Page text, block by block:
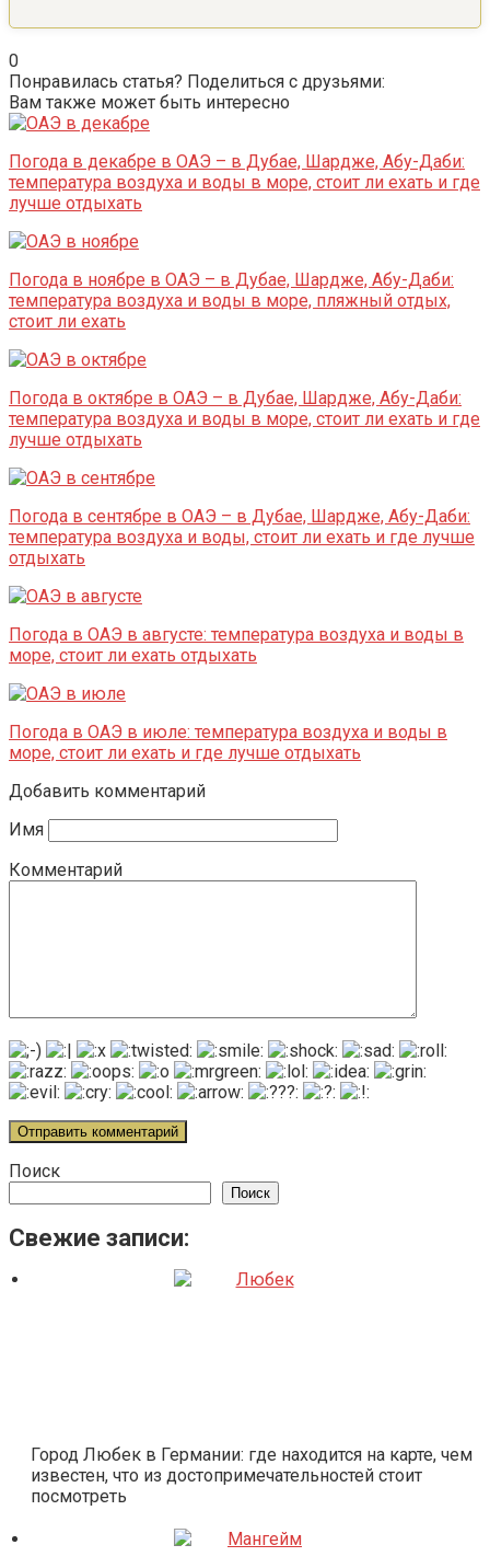
0
Понравилась статья? Поделиться с друзьями:
Вам также может быть интересно
Погода в декабре в ОАЭ – в Дубае, Шардже, Абу-Даби:
температура воздуха и воды в море, стоит ли ехать и где
лучше отдыхать
Погода в ноябре в ОАЭ – в Дубае, Шардже, Абу-Даби:
температура воздуха и воды в море, пляжный отдых,
стоит ли ехать
Погода в октябре в ОАЭ – в Дубае, Шардже, Абу-Даби:
температура воздуха и воды в море, стоит ли ехать и где
лучше отдыхать
Погода в сентябре в ОАЭ – в Дубае, Шардже, Абу-Даби:
температура воздуха и воды, стоит ли ехать и где лучше
отдыхать
Погода в ОАЭ в августе: температура воздуха и воды в
море, стоит ли ехать отдыхать
Погода в ОАЭ в июле: температура воздуха и воды в
море, стоит ли ехать и где лучше отдыхать
Добавить комментарий
Имя
Комментарий
Поиск
Поиск
Свежие записи:
Город Любек в Германии: где находится на карте, чем
известен, что из достопримечательностей стоит
посмотреть